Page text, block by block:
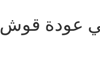
عودة قوش